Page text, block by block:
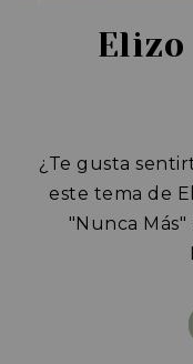
Elizo
¿Te gusta
este tema de
"Nunca Más"